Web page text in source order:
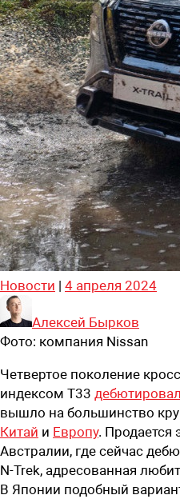
Новости | 4 апреля 2024
Алексей Бырков
Фото: компания Nissan
Четвертое поколение
индексом T33
вышло на большинство
Китай и Европу. Продается
Австралии, где сейчас
N-Trek, адресованная
В Японии подобный